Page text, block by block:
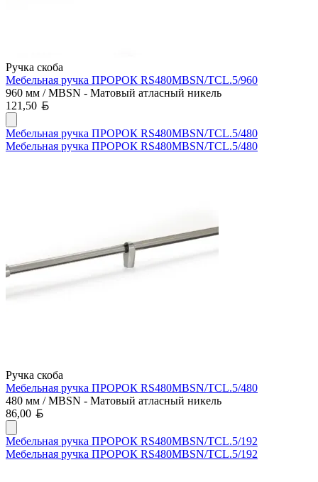
Ручка скоба
Мебельная ручка ПРОРОК RS480MBSN/TCL.5/960
960 мм / MBSN - Матовый атласный никель
121,50
Мебельная ручка ПРОРОК RS480MBSN/TCL.5/480
Мебельная ручка ПРОРОК RS480MBSN/TCL.5/480
Ручка скоба
Мебельная ручка ПРОРОК RS480MBSN/TCL.5/480
480 мм / MBSN - Матовый атласный никель
86,00
Мебельная ручка ПРОРОК RS480MBSN/TCL.5/192
Мебельная ручка ПРОРОК RS480MBSN/TCL.5/192